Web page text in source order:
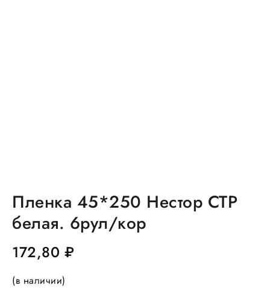
Пленка 45*250 Нестор СТР
белая. 6рул/кор
172,80 ₽
(в наличии)